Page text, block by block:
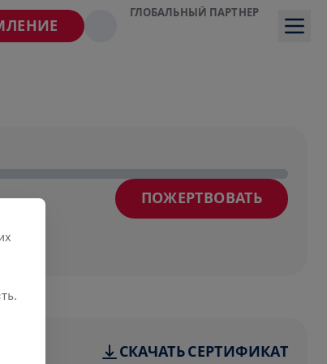
ГЛОБАЛЬНЫЙ ПАРТНЕР
ПОЖЕРТВОВАТЬ
СКАЧАТЬ СЕРТИФИКАТ